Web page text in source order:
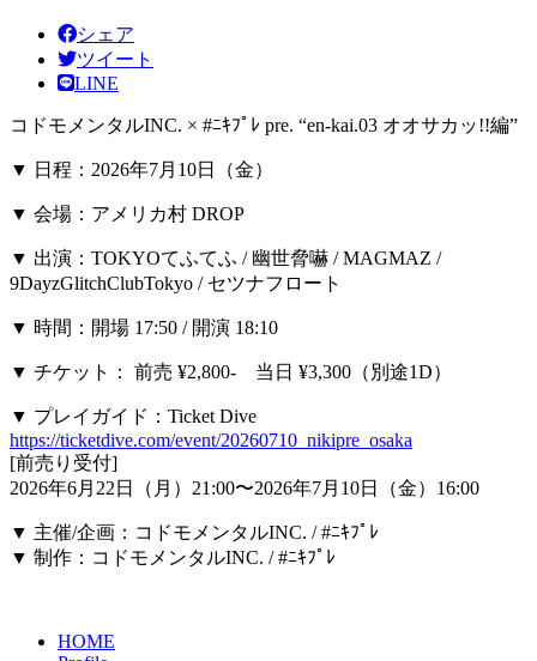
シェア
ツイート
LINE
コドモメンタルINC. × #ﾆｷﾌﾟﾚ pre. “en-kai.03 オオサカッ!!編”
▼ 日程：2026年7月10日（金）
▼ 会場：アメリカ村 DROP
▼ 出演：TOKYOてふてふ / 幽世脅嚇 / MAGMAZ /
9DayzGlitchClubTokyo / セツナフロート
▼ 時間：開場 17:50 / 開演 18:10
▼ チケット： 前売 ¥2,800- 当日 ¥3,300（別途1D）
▼ プレイガイド：Ticket Dive
https://ticketdive.com/event/20260710_nikipre_osaka
[前売り受付]
2026年6月22日（月）21:00〜2026年7月10日（金）16:00
▼ 主催/企画：コドモメンタルINC. / #ﾆｷﾌﾟﾚ
▼ 制作：コドモメンタルINC. / #ﾆｷﾌﾟﾚ
HOME